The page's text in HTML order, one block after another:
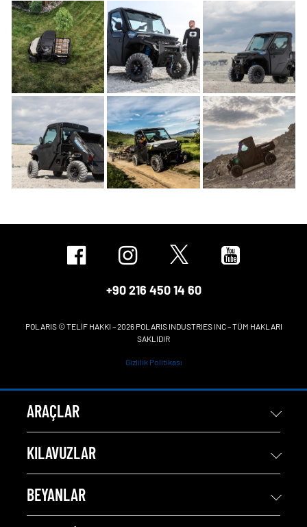
+90 216 450 14 60
POLARIS © TELİF HAKKI – 2026 POLARIS INDUSTRIES INC – TÜM HAKLARI
SAKLIDIR
Gizlilik Politikası
ARAÇLAR
KILAVUZLAR
BEYANLAR